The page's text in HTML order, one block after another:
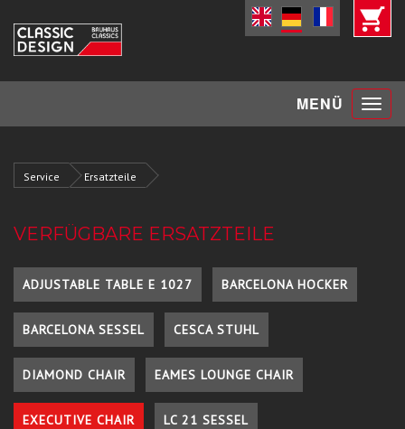
MENÜ Toggle
Service Ersatzteile
VERFÜGBARE ERSATZTEILE
ADJUSTABLE TABLE E 1027 BARCELONA HOCKER
BARCELONA SESSEL CESCA STUHL
DIAMOND CHAIR EAMES LOUNGE CHAIR
EXECUTIVE CHAIR LC 21 SESSEL